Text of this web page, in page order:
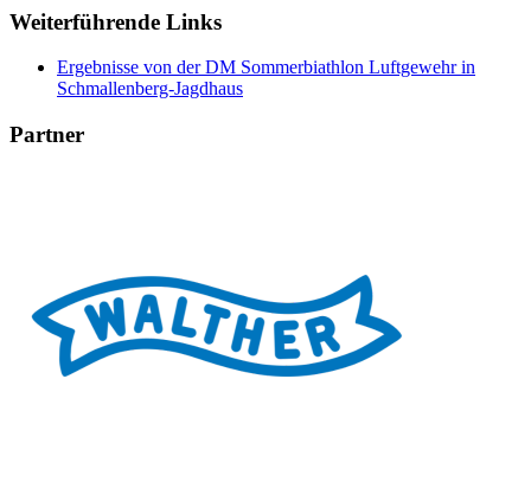
Weiterführende Links
Ergebnisse von der DM Sommerbiathlon Luftgewehr in
Schmallenberg-Jagdhaus
Partner